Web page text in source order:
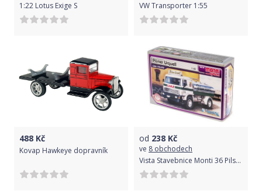
1:22 Lotus Exige S
VW Transporter 1:55
488 Kč
Kovap Hawkeye dopravník
od 238 Kč
ve 8 obchodech
Vista Stavebnice Monti 36 Pilsner Urguell Liaz 1:48